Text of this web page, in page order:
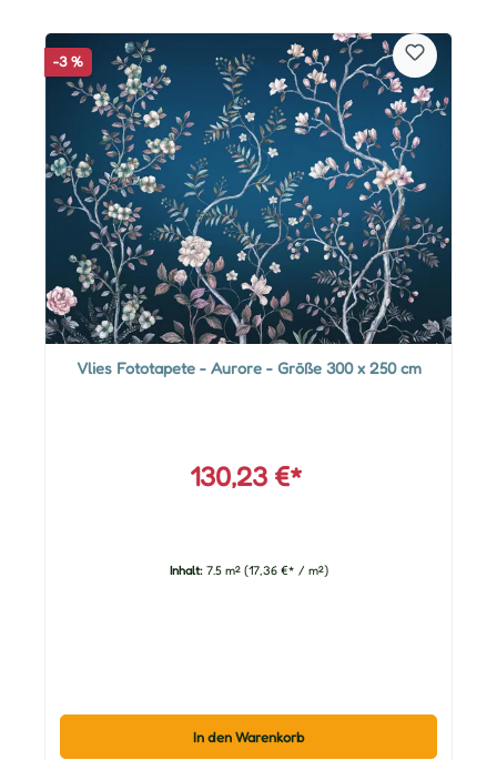
-3 %
Vlies Fototapete - Aurore - Größe 300 x 250 cm
130,23 €*
Inhalt: 7.5 m² (17,36 €* / m²)
In den Warenkorb